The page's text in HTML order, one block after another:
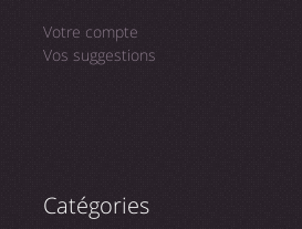
Votre compte
Vos suggestions
Catégories